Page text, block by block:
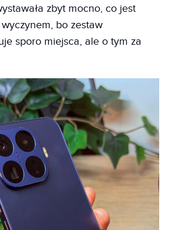
zbyt mocno, co jest
bo zestaw
sporo miejsca, ale o tym za